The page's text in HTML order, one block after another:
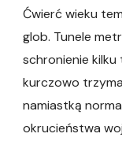
Ćwierć wieku
glob. Tunele
schronienie
kurczowo
namiastką
okrucieństwa